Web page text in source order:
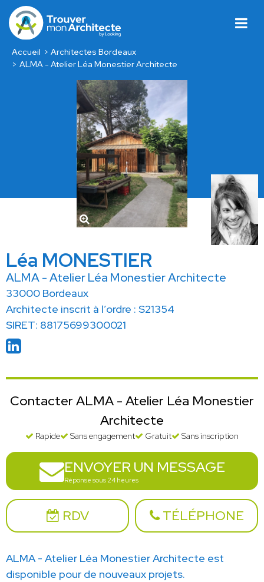
Accueil
Architectes Bordeaux
ALMA - Atelier Léa Monestier Architecte
Léa MONESTIER
ALMA - Atelier Léa Monestier Architecte
33000 Bordeaux
Architecte inscrit à l’ordre : S21354
SIRET: 88175699300021
Contacter ALMA - Atelier Léa Monestier
Architecte
Rapide Sans engagement Gratuit Sans inscription
ENVOYER UN MESSAGE
Réponse sous 24 heures
RDV TÉLÉPHONE
ALMA - Atelier Léa Monestier Architecte est
disponible pour de nouveaux projets.